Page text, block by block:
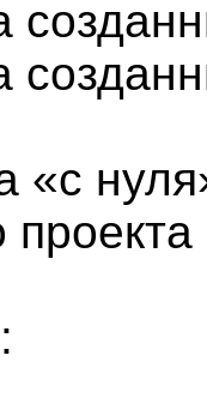
«с
проекта